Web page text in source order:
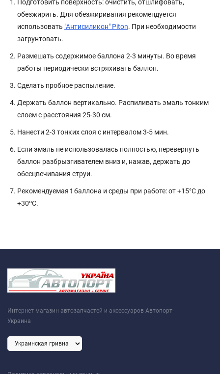
Подготовить поверхность: очистить, отшлифовать,
обезжирить. Для обезжиривания рекомендуется
использовать "Антисиликон" Piton. При необходимости
загрунтовать.
Размешать содержимое баллона 2-3 минуты. Во время
работы периодически встряхивать баллон.
Сделать пробное распыление.
Держать баллон вертикально. Распиливать эмаль тонким
слоем с расстояния 25-30 см.
Нанести 2-3 тонких слоя с интервалом 3-5 мин.
Если эмаль не использовалась полностью, перевернуть
баллон разбрызгивателем вниз и, нажав, держать до
обесцвечивания струи.
Рекомендуемая t баллона и среды при работе: от +15°C до
+30ºС.
Интернет магазин автозапчастей и аксессуаров Автопорт-
Украина